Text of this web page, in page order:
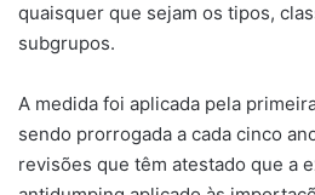
quaisquer que sejam os tipos,
subgrupos.
A medida foi aplicada pela
sendo prorrogada a cada cinco
revisões que têm atestado que a